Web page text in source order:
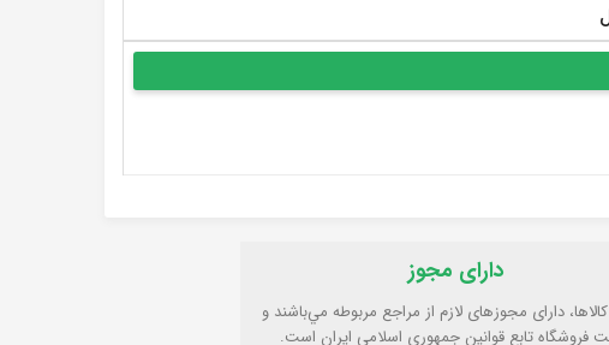
دارای مجوز
دارای مجوزهای لازم از مراجع مربوطه مي‌باشند و
فروشگاه تابع قوانين جمهوری اسلامی ايران است.